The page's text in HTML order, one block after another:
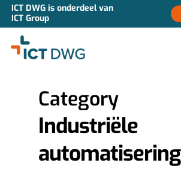
ICT DWG is onderdeel van
ICT Group
Hit enter to search or ESC to close
Category
Industriële
automatisering